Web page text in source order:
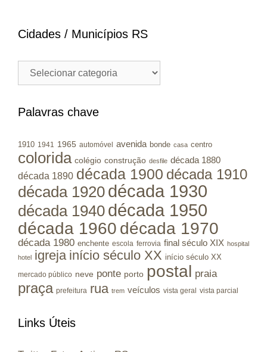
Cidades / Municípios RS
Cidades
Municípios
Palavras chave
1910 1941 1965 automóvel avenida bonde casa centro
colorida colégio construção desfile década 1880
década 1890 década 1900 década 1910
década 1920 década 1930
década 1940 década 1950
década 1960 década 1970
década 1980 enchente escola ferrovia final século XIX hospital
hotel igreja início século XX início século XX
mercado público neve ponte porto postal praia
praça prefeitura rua trem veículos vista geral vista parcial
Links Úteis